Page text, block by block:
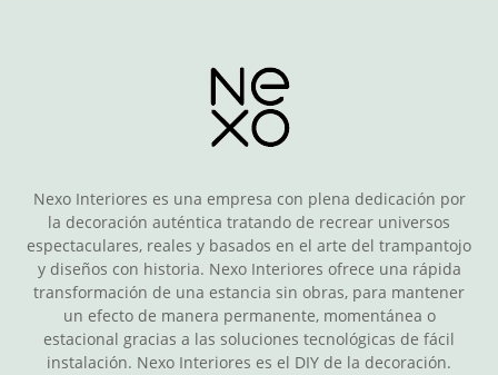
Nexo Interiores es una empresa con plena dedicación por
la decoración auténtica tratando de recrear universos
espectaculares, reales y basados en el arte del trampantojo
y diseños con historia. Nexo Interiores ofrece una rápida
transformación de una estancia sin obras, para mantener
un efecto de manera permanente, momentánea o
estacional gracias a las soluciones tecnológicas de fácil
instalación. Nexo Interiores es el DIY de la decoración.